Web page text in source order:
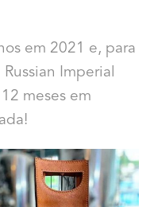
em 2021 e, para
Imperial
meses em